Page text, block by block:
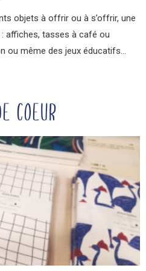
objets à offrir ou à s’offrir, une
affiches, tasses à café ou
ou même des jeux éducatifs…
COEUR